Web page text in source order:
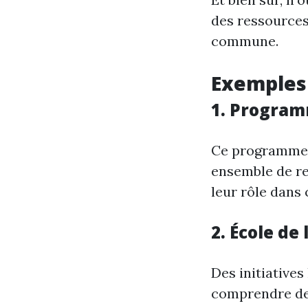
des
commune.
1.
Ce
ensemble de
leur rôle dans
2. École
Des initiatives
comprendre